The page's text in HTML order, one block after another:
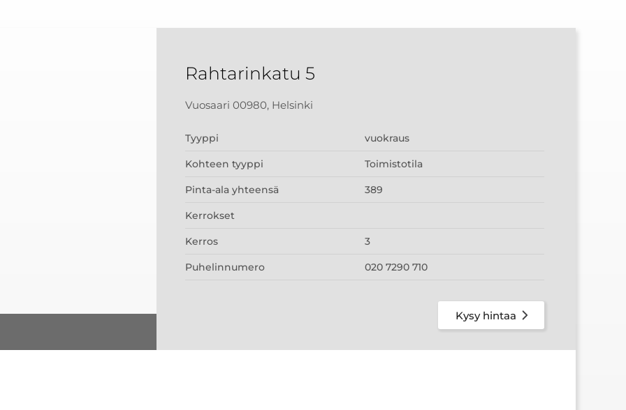
Rahtarinkatu 5
Vuosaari 00980, Helsinki
Tyyppi vuokraus
Kohteen tyyppi Toimistotila
Pinta-ala yhteensä 389
Kerrokset
Kerros 3
Puhelinnumero 020 7290 710
Kysy hintaa